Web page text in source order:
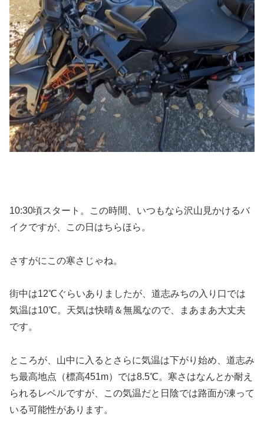
10:30頃スタート。この時間、いつもなら沢山見かけるバ
イクですが、この日はちらほら。
さすがにこの寒さじゃね。
街中は12℃ぐらいありましたが、道志みちの入り口では
気温は10℃。天気は快晴＆無風なので、まあまあ大丈夫
です。
ところが、山中に入るとさらに気温は下がり始め、道志み
ち最高地点（標高451m）では8.5℃。寒さはなんとか耐え
られるレベルですが、この気温だと日陰では路面が凍って
いる可能性があります。